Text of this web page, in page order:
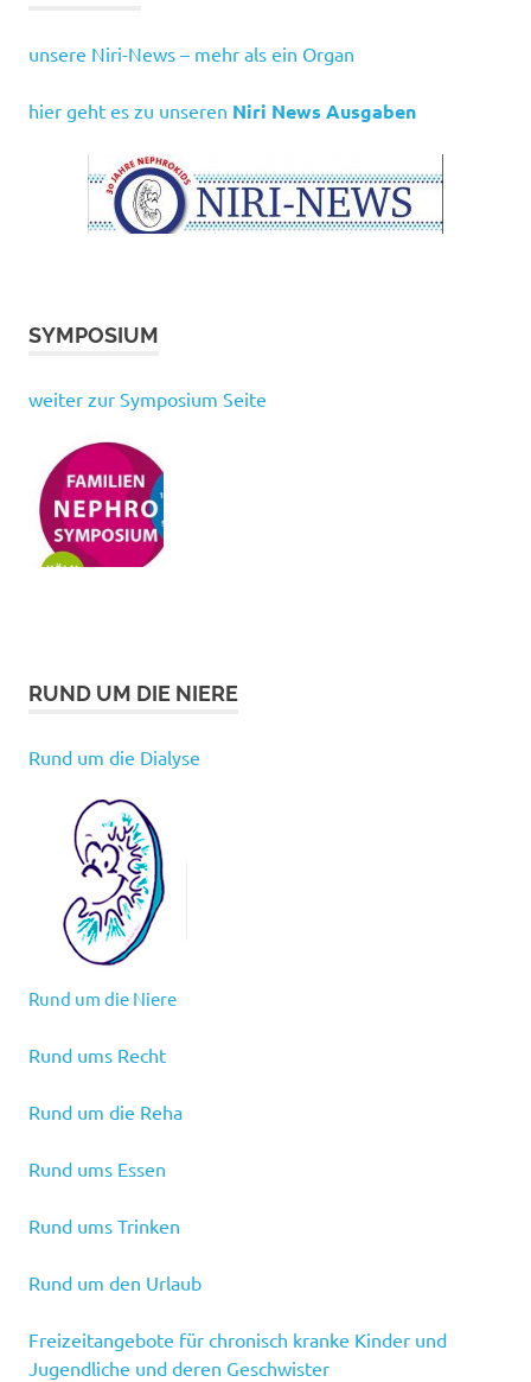
unsere Niri-News – mehr als ein Organ
hier geht es zu unseren Niri News Ausgaben
SYMPOSIUM
weiter zur Symposium Seite
RUND UM DIE NIERE
Rund um die Dialyse
Rund um die Niere
Rund ums Recht
Rund um die Reha
Rund ums Essen
Rund ums Trinken
Rund um den Urlaub
Freizeitangebote für chronisch kranke Kinder und
Jugendliche und deren Geschwister